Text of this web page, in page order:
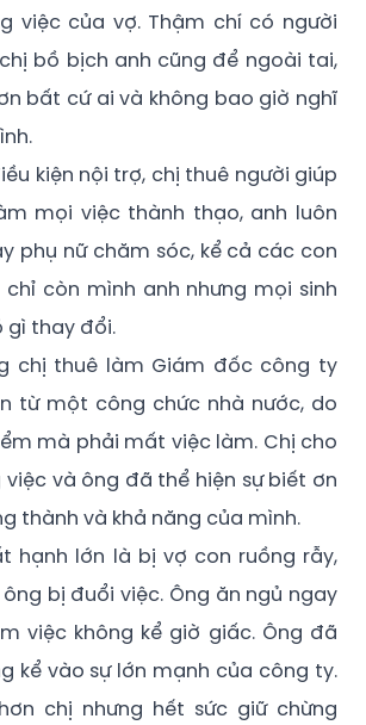
việc của vợ. Thậm chí có người
bồ bịch anh cũng để ngoài tai,
bất cứ ai và không bao giờ nghĩ
kiện nội trợ, chị thuê người giúp
mọi việc thành thạo, anh luôn
phụ nữ chăm sóc, kể cả các con
còn mình anh nhưng mọi sinh
gì thay đổi.
chị thuê làm Giám đốc công ty
từ một công chức nhà nước, do
mà phải mất việc làm. Chị cho
và ông đã thể hiện sự biết ơn
thành và khả năng của mình.
hạnh lớn là bị vợ con ruồng rẫy,
bị đuổi việc. Ông ăn ngủ ngay
việc không kể giờ giấc. Ông đã
kể vào sự lớn mạnh của công ty.
chị nhưng hết sức giữ chừng